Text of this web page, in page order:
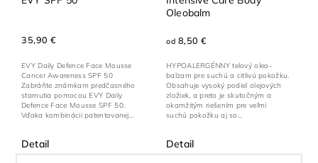
35,90 €
Detail
EVY Daily Defence Face Mousse
Cancer Awareness SPF 50
Zabráňte známkam predčasného
starnutia pomocou EVY Daily
Defence Face Mousse SPF 50.
Vďaka kombinácii patentovanej...
Oleobalm
od 8,50 €
Detail
HYPOALERGÉNNY telový oleo-
balzam pre suchú a citlivú pokožku.
Obsahuje vysoký podiel olejových
zložiek, a preto je skutočným a
okamžitým riešením pre veľmi
suchú pokožku aj so...